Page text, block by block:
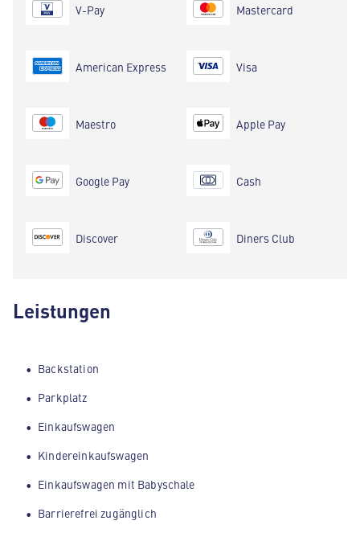
V-Pay
American Express
Maestro
Google Pay
Discover
Mastercard
Visa
Apple Pay
Cash
Diners Club
Leistungen
Backstation
Parkplatz
Einkaufswagen
Kindereinkaufswagen
Einkaufswagen mit Babyschale
Barrierefrei zugänglich